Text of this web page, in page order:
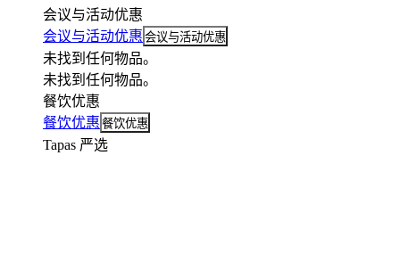
会议与活动优惠
会议与活动优惠 会议与活动优惠
未找到任何物品。
未找到任何物品。
餐饮优惠
餐饮优惠 餐饮优惠
Tapas 严选